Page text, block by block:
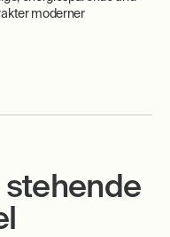
moderner
stehende